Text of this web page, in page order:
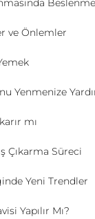
ve Önlemler
Yenmenize
mı
Çıkarma Süreci
Yeni Trendler
Yapılır Mı?